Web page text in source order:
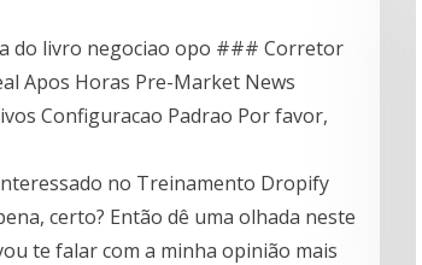
do livro negociao opo ### Corretor
Apos Horas Pre-Market News
Configuracao Padrao Por favor,
no Treinamento Dropify
certo? Então dê uma olhada neste
te falar com a minha opinião mais